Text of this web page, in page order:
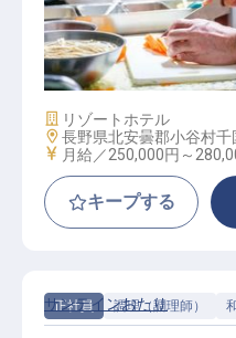
調理（経験者）
施設業態
リゾートホテル
勤務地
長野県北安曇郡小谷村千
給与
月給／250,000円～
キープする
正社員 調理（調理師）
サンテインおたり